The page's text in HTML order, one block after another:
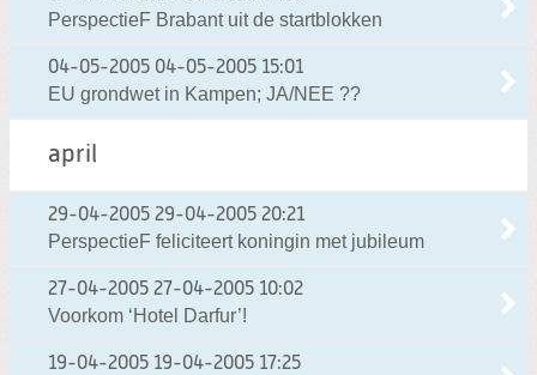
PerspectieF Brabant uit de startblokken
04-05-2005 04-05-2005 15:01
EU grondwet in Kampen; JA/NEE ??
april
29-04-2005 29-04-2005 20:21
PerspectieF feliciteert koningin met jubileum
27-04-2005 27-04-2005 10:02
Voorkom ‘Hotel Darfur’!
19-04-2005 19-04-2005 17:25